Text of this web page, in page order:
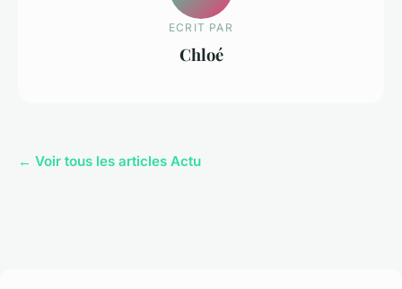
ECRIT PAR
Chloé
← Voir tous les articles Actu